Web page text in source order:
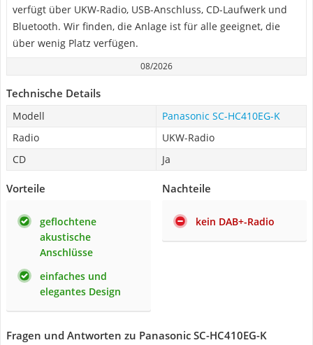
verfügt über UKW-Radio, USB-Anschluss, CD-Laufwerk und
Bluetooth. Wir finden, die Anlage ist für alle geeignet, die
über wenig Platz verfügen.
08/2026
Technische Details
Modell
Panasonic SC-HC410EG-K
Radio
UKW-Radio
CD
Ja
Vorteile
geflochtene
akustische
Anschlüsse
einfaches und
elegantes Design
Nachteile
kein DAB+-Radio
Fragen und Antworten zu Panasonic SC-HC410EG-K